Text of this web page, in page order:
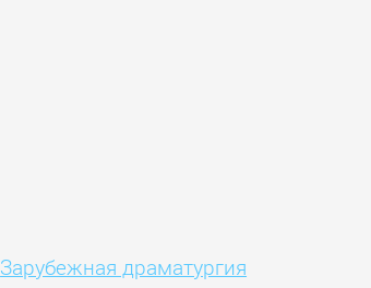
Зарубежная драматургия